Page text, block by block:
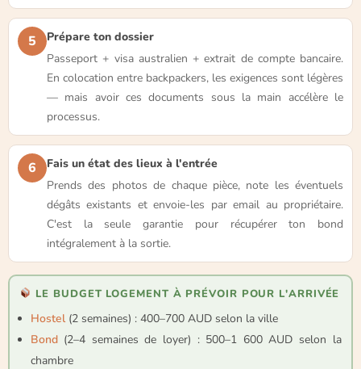
5
Prépare ton dossier
Passeport + visa australien + extrait de compte bancaire.
En colocation entre backpackers, les exigences sont légères
— mais avoir ces documents sous la main accélère le
processus.
6
Fais un état des lieux à l'entrée
Prends des photos de chaque pièce, note les éventuels
dégâts existants et envoie-les par email au propriétaire.
C'est la seule garantie pour récupérer ton bond
intégralement à la sortie.
LE BUDGET LOGEMENT À PRÉVOIR POUR L'ARRIVÉE
Hostel(2 semaines) : 400–700 AUD selon la ville
Bond(2–4 semaines de loyer) : 500–1 600 AUD selon la
chambre